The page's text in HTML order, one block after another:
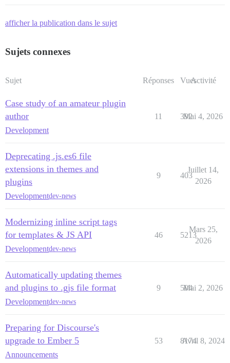
afficher la publication dans le sujet
Sujets connexes
Sujet Réponses VuesActivité
Case study of an amateur plugin
author
Development
11 392
Mai 4, 2026
Deprecating .js.es6 file
extensions in themes and
plugins
Developmentdev-news
9 403
Juillet 14,
2026
Modernizing inline script tags
for templates & JS API
Developmentdev-news
46 5213
Mars 25,
2026
Automatically updating themes
and plugins to .gjs file format
Developmentdev-news
9 504
Mai 2, 2026
Preparing for Discourse's
upgrade to Ember 5
Announcements
53 8174
Avril 8, 2024